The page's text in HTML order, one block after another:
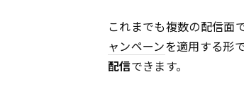
これまでも複数の配信面
ャンペーンを適用する形
配信できます。